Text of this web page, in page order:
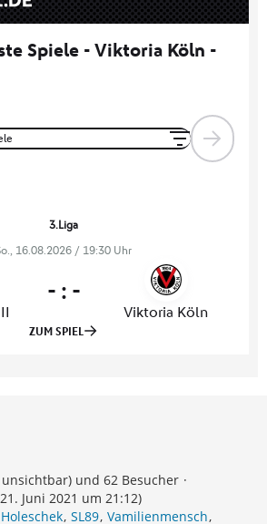
und 62 Besucher
21. Juni 2021 um 21:12)
Holeschek SL89 Vamilienmensch